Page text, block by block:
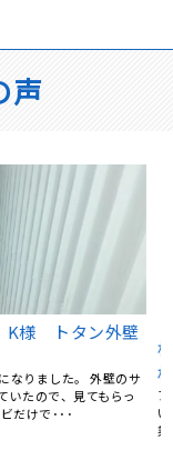
声
防水工事、屋根
、外壁塗装、庇補
木県宇都宮市 K